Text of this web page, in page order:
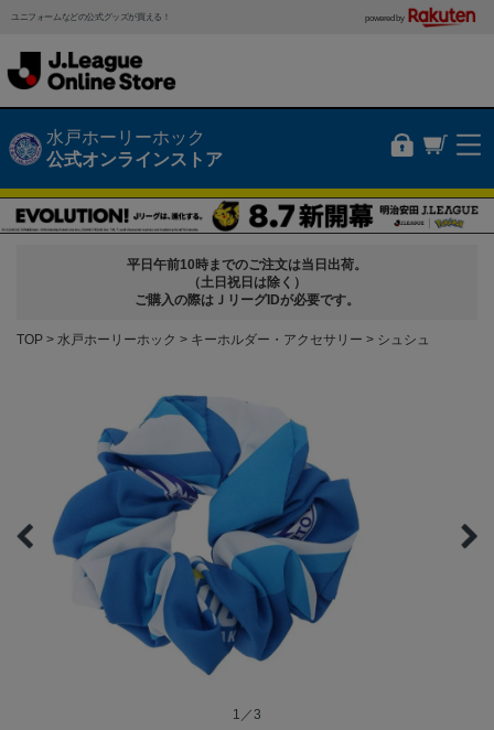
ユニフォームなどの公式グッズが買える！ powered by
水戸ホーリーホック
公式オンラインストア
平日午前10時までのご注文は当日出荷。
（土日祝日は除く）
ご購入の際はＪリーグIDが必要です。
TOP 水戸ホーリーホック キーホルダー・アクセサリー シュシュ
1／3